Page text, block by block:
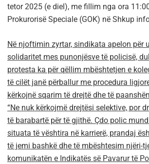
tetor 2025 (e diel), me fillim nga ora
Prokurorisë Speciale (GOK) në Shkup
Në njoftimin zyrtar, sindikata apelon për
solidaritet mes punonjësve të policisë,
protesta ka për qëllim mbështetjen e
të cilët janë përballur me procedura
kërkojnë sqarim të drejtë dhe të
“Ne nuk kërkojmë drejtësi selektive, por
të barabartë për të gjithë. Çdo polic
situata të vështira në karrierë, prandaj
të jemi bashkë dhe të mbështesim njëri-
komunikatën e Indikatës së Pavarur të